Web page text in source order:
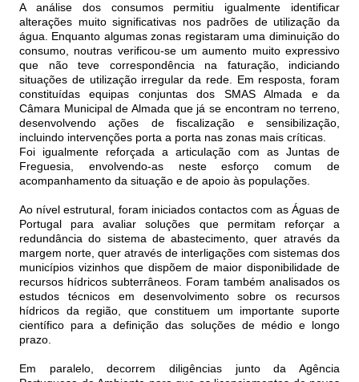
A análise dos consumos permitiu igualmente identificar
alterações muito significativas nos padrões de utilização da
água. Enquanto algumas zonas registaram uma diminuição do
consumo, noutras verificou-se um aumento muito expressivo
que não teve correspondência na faturação, indiciando
situações de utilização irregular da rede. Em resposta, foram
constituídas equipas conjuntas dos SMAS Almada e da
Câmara Municipal de Almada que já se encontram no terreno,
desenvolvendo ações de fiscalização e sensibilização,
incluindo intervenções porta a porta nas zonas mais críticas.
Foi igualmente reforçada a articulação com as Juntas de
Freguesia, envolvendo-as neste esforço comum de
acompanhamento da situação e de apoio às populações.
Ao nível estrutural, foram iniciados contactos com as Águas de
Portugal para avaliar soluções que permitam reforçar a
redundância do sistema de abastecimento, quer através da
margem norte, quer através de interligações com sistemas dos
municípios vizinhos que dispõem de maior disponibilidade de
recursos hídricos subterrâneos. Foram também analisados os
estudos técnicos em desenvolvimento sobre os recursos
hídricos da região, que constituem um importante suporte
científico para a definição das soluções de médio e longo
prazo.
Em paralelo, decorrem diligências junto da Agência